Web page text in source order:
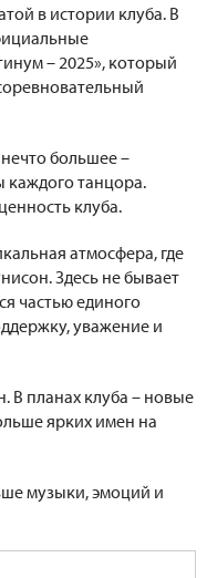
в истории клуба. В
– 2025», который
большее –
каждого танцора.
клуба.
атмосфера, где
Здесь не бывает
частью единого
уважение и
В планах клуба – новые
ярких имен на
музыки, эмоций и